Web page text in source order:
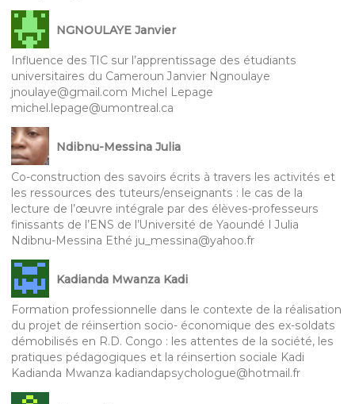
NGNOULAYE Janvier
Influence des TIC sur l’apprentissage des étudiants
universitaires du Cameroun Janvier Ngnoulaye
jnoulaye@gmail.com Michel Lepage
michel.lepage@umontreal.ca
Ndibnu-Messina Julia
Co-construction des savoirs écrits à travers les activités et
les ressources des tuteurs/enseignants : le cas de la
lecture de l’œuvre intégrale par des élèves-professeurs
finissants de l’ENS de l’Université de Yaoundé I Julia
Ndibnu-Messina Ethé ju_messina@yahoo.fr
Kadianda Mwanza Kadi
Formation professionnelle dans le contexte de la réalisation
du projet de réinsertion socio- économique des ex-soldats
démobilisés en R.D. Congo : les attentes de la société, les
pratiques pédagogiques et la réinsertion sociale Kadi
Kadianda Mwanza kadiandapsychologue@hotmail.fr